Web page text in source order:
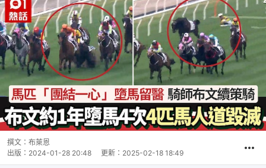
撰文： 布萊恩
出版： 2024-01-28 20:48 更新： 2025-02-18 18:49